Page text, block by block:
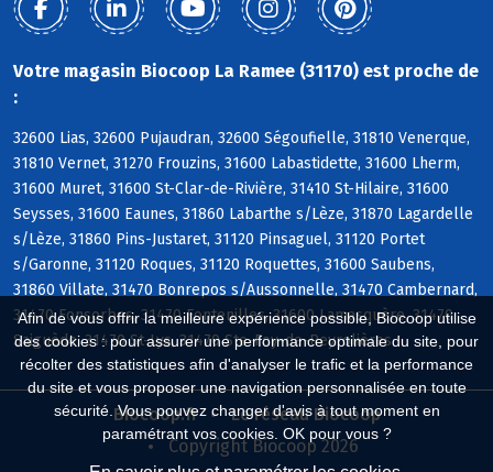
Afin de vous offrir la meilleure expérience possible, Biocoop utilise
des cookies : pour assurer une performance optimale du site, pour
récolter des statistiques afin d'analyser le trafic et la performance
du site et vous proposer une navigation personnalisée en toute
sécurité. Vous pouvez changer d'avis à tout moment en
paramétrant vos cookies. OK pour vous ?
Votre magasin Biocoop La Ramee (31170) est proche de
:
32600 Lias, 32600 Pujaudran, 32600 Ségoufielle, 31810 Venerque,
31810 Vernet, 31270 Frouzins, 31600 Labastidette, 31600 Lherm,
31600 Muret, 31600 St-Clar-de-Rivière, 31410 St-Hilaire, 31600
Seysses, 31600 Eaunes, 31860 Labarthe s/Lèze, 31870 Lagardelle
s/Lèze, 31860 Pins-Justaret, 31120 Pinsaguel, 31120 Portet
s/Garonne, 31120 Roques, 31120 Roquettes, 31600 Saubens,
31860 Villate, 31470 Bonrepos s/Aussonnelle, 31470 Cambernard,
31470 Fonsorbes, 31470 Fontenilles, 31600 Lamasquère, 31470
Saiguède, 31470 St-Lys, 31470 Ste-Foy-de-Peyrolières
Biocoop.fr
Le réseau Biocoop
Copyright Biocoop 2026